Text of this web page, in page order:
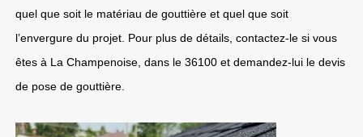
quel que soit le matériau de gouttière et quel que soit
l’envergure du projet. Pour plus de détails, contactez-le si vous
êtes à La Champenoise, dans le 36100 et demandez-lui le devis
de pose de gouttière.